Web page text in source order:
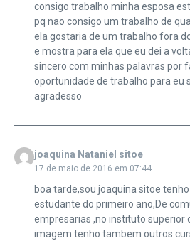
consigo trabalho minha esposa
pq nao consigo um trabalho de
ela gostaria de um trabalho fora
e mostra para ela que eu dei a
sincero com minhas palavras por
oportunidade de trabalho para eu
agradesso
joaquina Nataniel sitoe
17 de maio de 2016 em 07:44
boa tarde,sou joaquina sitoe
estudante do primeiro ano,De
empresarias ,no instituto superior
imagem.tenho tambem outros